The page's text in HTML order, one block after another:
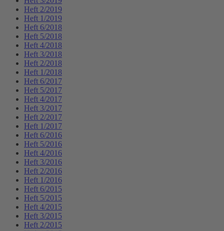
Heft 2/2019
Heft 1/2019
Heft 6/2018
Heft 5/2018
Heft 4/2018
Heft 3/2018
Heft 2/2018
Heft 1/2018
Heft 6/2017
Heft 5/2017
Heft 4/2017
Heft 3/2017
Heft 2/2017
Heft 1/2017
Heft 6/2016
Heft 5/2016
Heft 4/2016
Heft 3/2016
Heft 2/2016
Heft 1/2016
Heft 6/2015
Heft 5/2015
Heft 4/2015
Heft 3/2015
Heft 2/2015